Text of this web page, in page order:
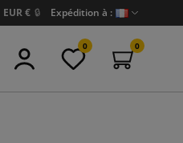
EUR € 🔒 Expédition à :
0 0